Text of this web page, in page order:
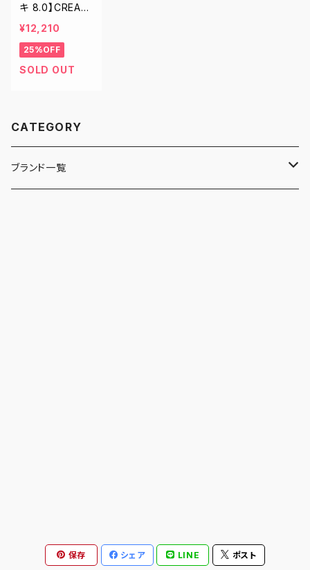
キ 8.0】CREAT
URE COMPLE
TE DWELLER
スケボー コンプ
リート クリーチ
¥12,210
25%OFF
SOLD OUT
CATEGORY
ブランド一覧
CALL ME 917
保存 シェア LINE ポスト